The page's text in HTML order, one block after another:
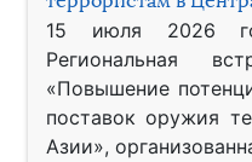
15 июля 2026
Региональная
«Повышение
поставок оружия
Азии»,